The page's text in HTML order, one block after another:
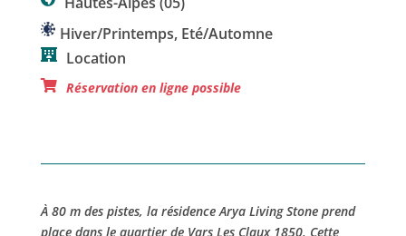
Hiver/Printemps, Eté/Automne
Location
Réservation en ligne possible
À 80 m des pistes, la résidence Arya Living Stone prend
place dans le quartier de Vars Les Claux 1850. Cette